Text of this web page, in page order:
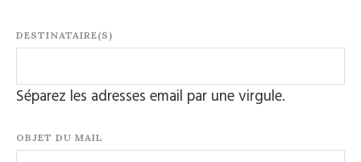
DESTINATAIRE(S)
Séparez les adresses email par une virgule.
OBJET DU MAIL